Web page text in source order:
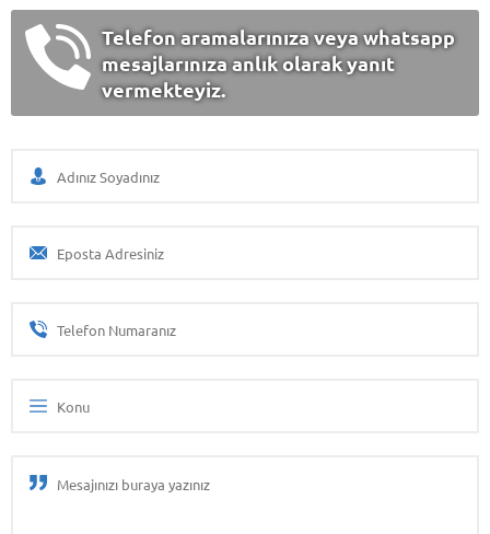
Telefon aramalarınıza veya whatsapp
mesajlarınıza anlık olarak yanıt
vermekteyiz.